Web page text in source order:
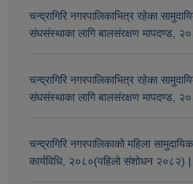
चन्द्रागिरि नगरपालिकाभित्र रहेका
संघसंस्थाका लागि बालसंरक्षण मापदण्ड,
चन्द्रागिरि नगरपालिकाभित्र रहेका
संघसंस्थाका लागि बालसंरक्षण मापदण्ड,
चन्द्रागिरि नगरपालिकाको महिला
कार्यविधि, २०८०(पहिलो संशोधन २०८२) |